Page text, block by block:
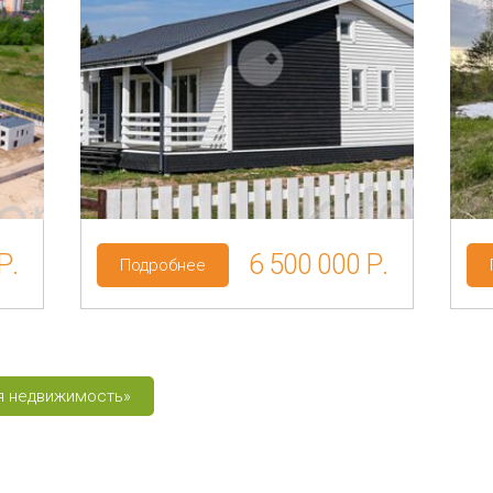
Регион: Новгородская область
Район: Маловишерский р-н
Категория земель: ИЖС
Подробнее 6 500 000 Р.
недвижимость»